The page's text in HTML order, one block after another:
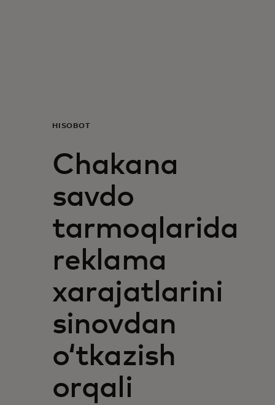
Yangiliklar va trendlar
HISOBOT
Chakana
savdo
tarmoqlarida
reklama
xarajatlarini
sinovdan
oʻtkazish
orqali